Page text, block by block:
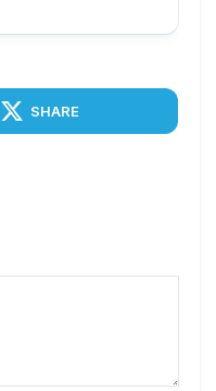
SHARE